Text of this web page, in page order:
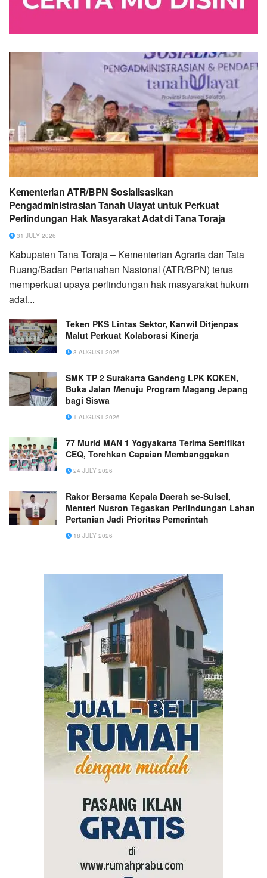
Kementerian ATR/BPN Sosialisasikan
Pengadministrasian Tanah Ulayat untuk Perkuat
Perlindungan Hak Masyarakat Adat di Tana Toraja
31 JULY 2026
Kabupaten Tana Toraja – Kementerian Agraria dan Tata
Ruang/Badan Pertanahan Nasional (ATR/BPN) terus
memperkuat upaya perlindungan hak masyarakat hukum
adat...
Teken PKS Lintas Sektor, Kanwil Ditjenpas
Malut Perkuat Kolaborasi Kinerja
3 AUGUST 2026
SMK TP 2 Surakarta Gandeng LPK KOKEN,
Buka Jalan Menuju Program Magang Jepang
bagi Siswa
1 AUGUST 2026
77 Murid MAN 1 Yogyakarta Terima Sertifikat
CEQ, Torehkan Capaian Membanggakan
24 JULY 2026
Rakor Bersama Kepala Daerah se-Sulsel,
Menteri Nusron Tegaskan Perlindungan Lahan
Pertanian Jadi Prioritas Pemerintah
18 JULY 2026